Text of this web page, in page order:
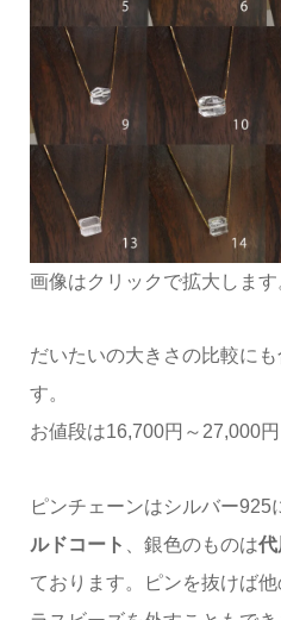
画像はクリックで拡大します
だいたいの大きさの比較に
す。
お値段は16,700円～27,000円
ピンチェーンはシルバー925
ルドコート
、銀色のものは代
ております。ピンを抜けば